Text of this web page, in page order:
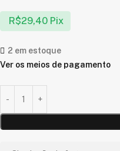
R$29,40 Pix
2 em estoque
Ver os meios de pagamento